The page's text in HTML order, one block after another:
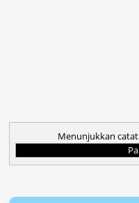
Menunjukkan